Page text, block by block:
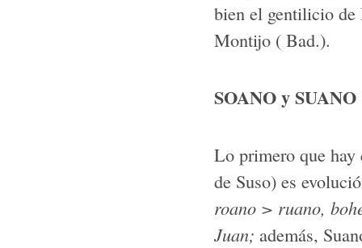
bien el gentilicio
Montijo ( Bad.).
SOANO y SUANO
Lo primero que hay
de Suso) es
roano > ruano,
Juan; además,